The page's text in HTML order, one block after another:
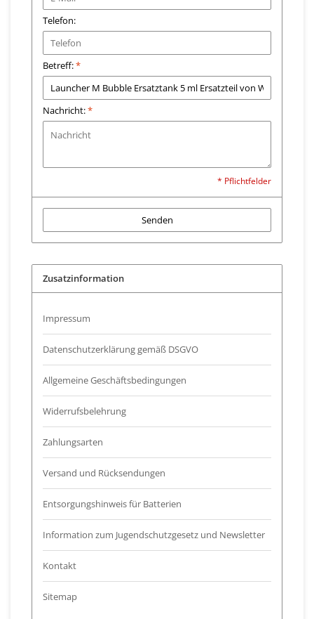
Telefon:
Betreff:*
Nachricht:*
* Pflichtfelder
Senden
Zusatzinformation
Impressum
Datenschutzerklärung gemäß DSGVO
Allgemeine Geschäftsbedingungen
Widerrufsbelehrung
Zahlungsarten
Versand und Rücksendungen
Entsorgungshinweis für Batterien
Information zum Jugendschutzgesetz und Newsletter
Kontakt
Sitemap